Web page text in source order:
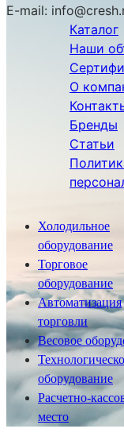
E-mail:
Каталог
Наши
О
Бренды
Статьи
Холодильное
оборудование
Торговое
оборудование
Автоматизация
торговли
Весовое
оборудование
Расчетно-
место